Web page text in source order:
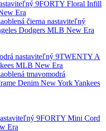
čierna nastaviteľný
Dodgers MLB New Era
tmavomodrá
Denim New York Yankees